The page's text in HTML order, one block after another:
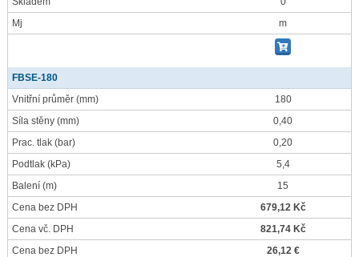
Mj
m
FBSE-180
Vnitřní průměr (mm)
180
Síla stěny (mm)
0,40
Prac. tlak (bar)
0,20
Podtlak (kPa)
5,4
Balení (m)
15
Cena bez DPH
679,12 Kč
Cena vč. DPH
821,74 Kč
Cena bez DPH
26,12 €